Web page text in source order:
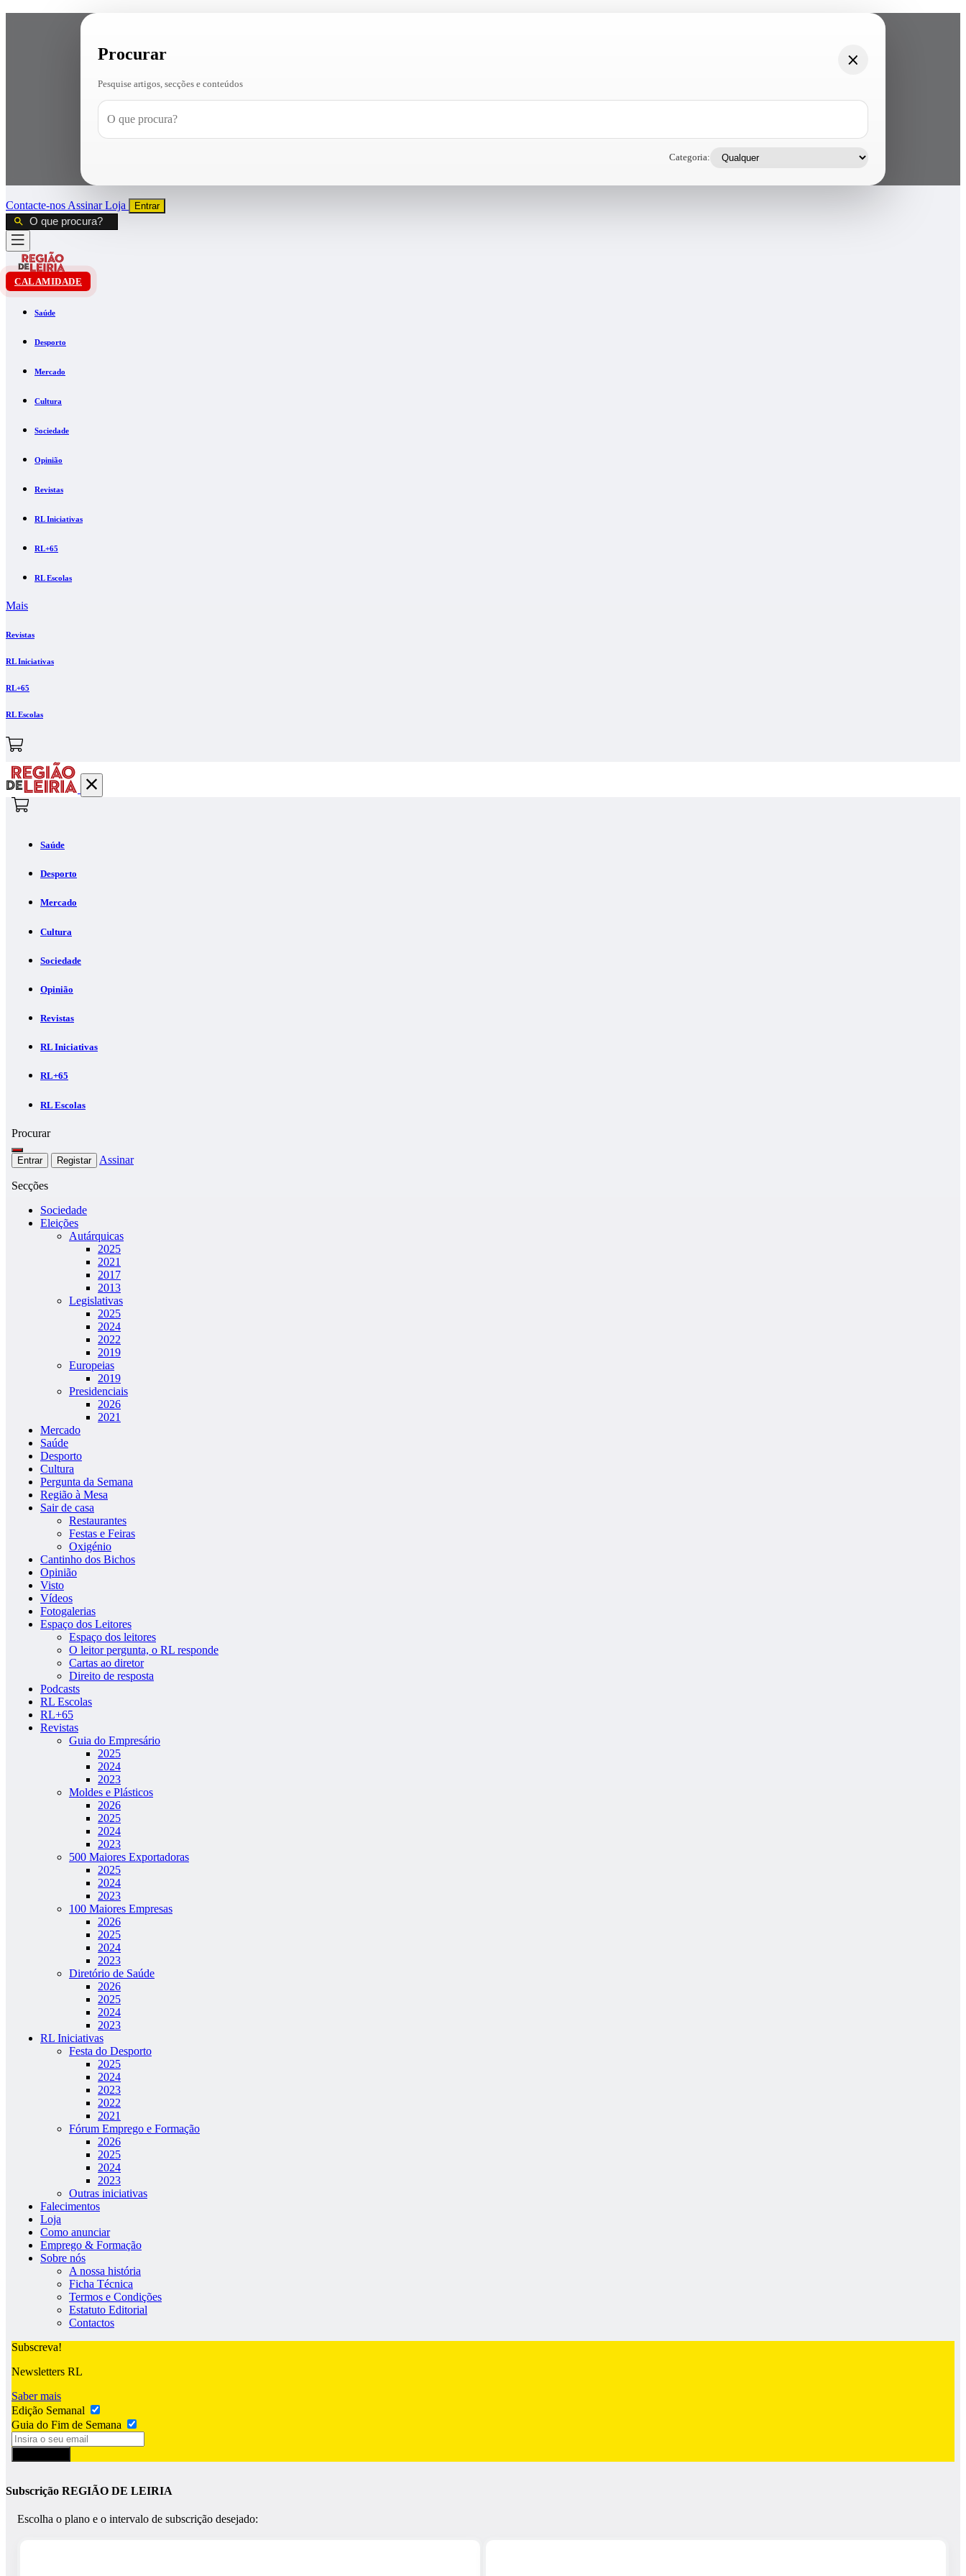
Procurar
Pesquise artigos, secções e conteúdos
Categoria:
Contacte-nos AssinarLoja Entrar
CALAMIDADE
Saúde
Desporto
Mercado
Cultura
Sociedade
Opinião
Revistas
RL Iniciativas
RL+65
RL Escolas
Mais
Revistas
RL Iniciativas
RL+65
RL Escolas
Saúde
Desporto
Mercado
Cultura
Sociedade
Opinião
Revistas
RL Iniciativas
RL+65
RL Escolas
Procurar
Entrar Registar Assinar
Secções
Sociedade
Eleições
Autárquicas
2025
2021
2017
2013
Legislativas
2025
2024
2022
2019
Europeias
2019
Presidenciais
2026
2021
Mercado
Saúde
Desporto
Cultura
Pergunta da Semana
Região à Mesa
Sair de casa
Restaurantes
Festas e Feiras
Oxigénio
Cantinho dos Bichos
Opinião
Visto
Vídeos
Fotogalerias
Espaço dos Leitores
Espaço dos leitores
O leitor pergunta, o RL responde
Cartas ao diretor
Direito de resposta
Podcasts
RL Escolas
RL+65
Revistas
Guia do Empresário
2025
2024
2023
Moldes e Plásticos
2026
2025
2024
2023
500 Maiores Exportadoras
2025
2024
2023
100 Maiores Empresas
2026
2025
2024
2023
Diretório de Saúde
2026
2025
2024
2023
RL Iniciativas
Festa do Desporto
2025
2024
2023
2022
2021
Fórum Emprego e Formação
2026
2025
2024
2023
Outras iniciativas
Falecimentos
Loja
Como anunciar
Emprego & Formação
Sobre nós
A nossa história
Ficha Técnica
Termos e Condições
Estatuto Editorial
Contactos
Subscreva!
Newsletters RL
Saber mais
Edição Semanal
Guia do Fim de Semana
Subscrição REGIÃO DE LEIRIA
Escolha o plano e o intervalo de subscrição desejado: